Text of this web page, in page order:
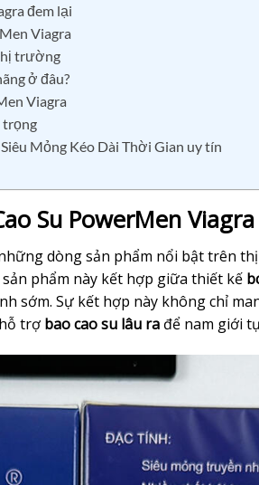
đem lại
Viagra
trường
ở đâu?
Viagra
trọng
Mỏng Kéo Dài Thời Gian uy tín
Su PowerMen Viagra
dòng sản phẩm nổi bật trên
phẩm này kết hợp giữa thiết kế
sớm. Sự kết hợp này không chỉ
trợ bao cao su lâu ra để nam giới